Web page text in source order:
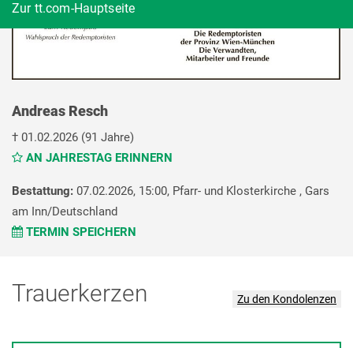
Zur tt.com-Hauptseite
Andreas Resch
† 01.02.2026 (91 Jahre)
AN JAHRESTAG ERINNERN
Bestattung: 07.02.2026, 15:00, Pfarr- und Klosterkirche , Gars
am Inn/Deutschland
TERMIN SPEICHERN
Trauerkerzen Zu den Kondolenzen